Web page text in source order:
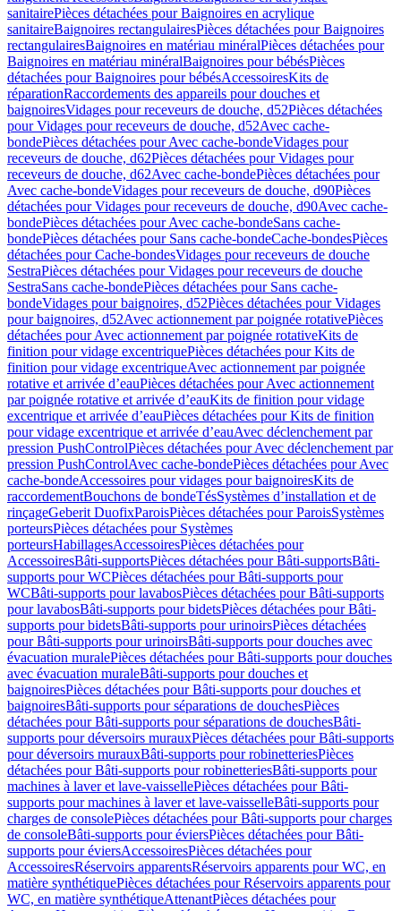
sanitairePièces détachées pour Baignoires en acrylique
sanitaireBaignoires rectangulairesPièces détachées pour Baignoires
rectangulairesBaignoires en matériau minéralPièces détachées pour
Baignoires en matériau minéralBaignoires pour bébésPièces
détachées pour Baignoires pour bébésAccessoiresKits de
réparationRaccordements des appareils pour douches et
baignoiresVidages pour receveurs de douche, d52Pièces détachées
pour Vidages pour receveurs de douche, d52Avec cache-
bondePièces détachées pour Avec cache-bondeVidages pour
receveurs de douche, d62Pièces détachées pour Vidages pour
receveurs de douche, d62Avec cache-bondePièces détachées pour
Avec cache-bondeVidages pour receveurs de douche, d90Pièces
détachées pour Vidages pour receveurs de douche, d90Avec cache-
bondePièces détachées pour Avec cache-bondeSans cache-
bondePièces détachées pour Sans cache-bondeCache-bondesPièces
détachées pour Cache-bondesVidages pour receveurs de douche
SestraPièces détachées pour Vidages pour receveurs de douche
SestraSans cache-bondePièces détachées pour Sans cache-
bondeVidages pour baignoires, d52Pièces détachées pour Vidages
pour baignoires, d52Avec actionnement par poignée rotativePièces
détachées pour Avec actionnement par poignée rotativeKits de
finition pour vidage excentriquePièces détachées pour Kits de
finition pour vidage excentriqueAvec actionnement par poignée
rotative et arrivée d’eauPièces détachées pour Avec actionnement
par poignée rotative et arrivée d’eauKits de finition pour vidage
excentrique et arrivée d’eauPièces détachées pour Kits de finition
pour vidage excentrique et arrivée d’eauAvec déclenchement par
pression PushControlPièces détachées pour Avec déclenchement par
pression PushControlAvec cache-bondePièces détachées pour Avec
cache-bondeAccessoires pour vidages pour baignoiresKits de
raccordementBouchons de bondeTésSystèmes d’installation et de
rinçageGeberit DuofixParoisPièces détachées pour ParoisSystèmes
porteursPièces détachées pour Systèmes
porteursHabillagesAccessoiresPièces détachées pour
AccessoiresBâti-supportsPièces détachées pour Bâti-supportsBâti-
supports pour WCPièces détachées pour Bâti-supports pour
WCBâti-supports pour lavabosPièces détachées pour Bâti-supports
pour lavabosBâti-supports pour bidetsPièces détachées pour Bâti-
supports pour bidetsBâti-supports pour urinoirsPièces détachées
pour Bâti-supports pour urinoirsBâti-supports pour douches avec
évacuation muralePièces détachées pour Bâti-supports pour douches
avec évacuation muraleBâti-supports pour douches et
baignoiresPièces détachées pour Bâti-supports pour douches et
baignoiresBâti-supports pour séparations de douchesPièces
détachées pour Bâti-supports pour séparations de douchesBâti-
supports pour déversoirs murauxPièces détachées pour Bâti-supports
pour déversoirs murauxBâti-supports pour robinetteriesPièces
détachées pour Bâti-supports pour robinetteriesBâti-supports pour
machines à laver et lave-vaissellePièces détachées pour Bâti-
supports pour machines à laver et lave-vaisselleBâti-supports pour
charges de consolePièces détachées pour Bâti-supports pour charges
de consoleBâti-supports pour éviersPièces détachées pour Bâti-
supports pour éviersAccessoiresPièces détachées pour
AccessoiresRéservoirs apparentsRéservoirs apparents pour WC, en
matière synthétiquePièces détachées pour Réservoirs apparents pour
WC, en matière synthétiqueAttenantPièces détachées pour